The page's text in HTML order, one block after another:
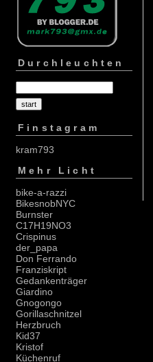
Durchleuchten
Finstagram
kram793
Mehr Licht
bike-a-razzi
BikesnobNYC
Burnster
C17H19NO3
Crispinus
der_papa
Don Ferrando
Franziskript
Gedankenträger
Giardino
Gnogongo
Gorillaschnitzel
Herzbruch
Kid37
Kristof
Küchenruf